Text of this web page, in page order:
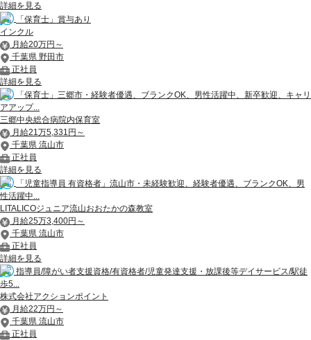
詳細を見る
「保育士」賞与あり
インクル
月給20万円～
千葉県 野田市
正社員
詳細を見る
「保育士」三郷市・経験者優遇、ブランクOK、男性活躍中、新卒歓迎、キャリ
アアップ...
三郷中央総合病院内保育室
月給21万5,331円～
千葉県 流山市
正社員
詳細を見る
「児童指導員 有資格者」流山市・未経験歓迎、経験者優遇、ブランクOK、男
性活躍中...
LITALICOジュニア流山おおたかの森教室
月給25万3,400円～
千葉県 流山市
正社員
詳細を見る
指導員/障がい者支援資格/有資格者/児童発達支援・放課後等デイサービス/駅徒
歩5...
株式会社アクションポイント
月給22万円～
千葉県 流山市
正社員